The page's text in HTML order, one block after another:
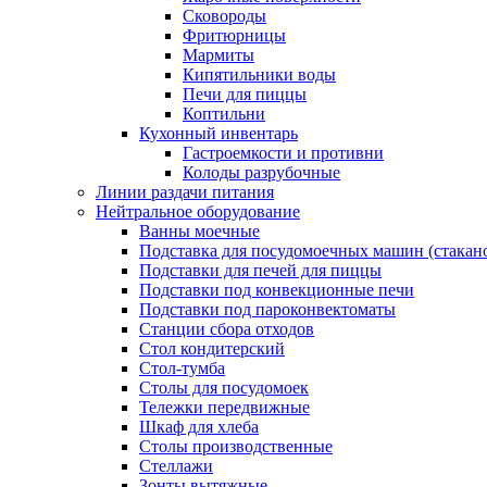
Сковороды
Фритюрницы
Мармиты
Кипятильники воды
Печи для пиццы
Коптильни
Кухонный инвентарь
Гастроемкости и противни
Колоды разрубочные
Линии раздачи питания
Нейтральное оборудование
Ванны моечные
Подставка для посудомоечных машин
Подставки для печей для пиццы
Подставки под конвекционные печи
Подставки под пароконвектоматы
Станции сбора отходов
Стол кондитерский
Стол-тумба
Столы для посудомоек
Тележки передвижные
Шкаф для хлеба
Столы производственные
Стеллажи